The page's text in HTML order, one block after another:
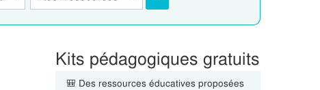
Kits pédagogiques gratuits
🎒 Des ressources éducatives proposées